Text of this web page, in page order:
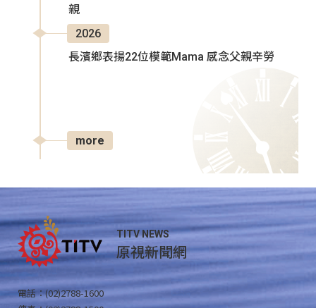
親
2026
長濱鄉表揚22位模範Mama 感念父親辛勞
more
TITV NEWS
原視新聞網
電話：(02)2788-1600